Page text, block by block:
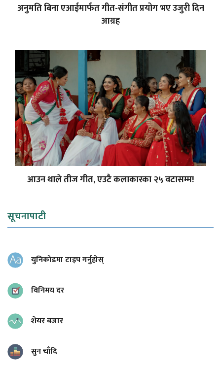
अनुमति बिना एआईमार्फत गीत-संगीत प्रयोग भए उजुरी दिन
आग्रह
आउन थाले तीज गीत, एउटै कलाकारका २५ वटासम्म!
सूचनापाटी
युनिकोडमा टाइप गर्नुहोस्
विनिमय दर
शेयर बजार
सुन चाँदि